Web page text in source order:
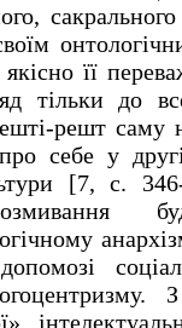
її
тільки до
решт
про себе у
[7, с.